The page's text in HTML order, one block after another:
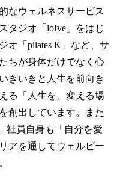
なウェルネスサービス
タジオ「loIve」をはじ
オ「pilates K」など、サ
ちが身体だけでなく心
きいきと人生を前向き
る「人生を、変える場
創出しています。また
社員自身も「自分を愛
アを通してウェルビー